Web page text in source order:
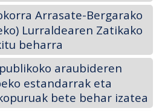
Arrasate-Bergarako
Lurraldearen Zatikako
beharra
araubideren
estandarrak eta
bete behar izatea